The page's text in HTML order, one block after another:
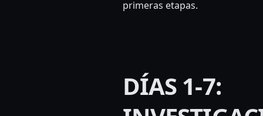
primeras etapas.
DÍAS 1-7: